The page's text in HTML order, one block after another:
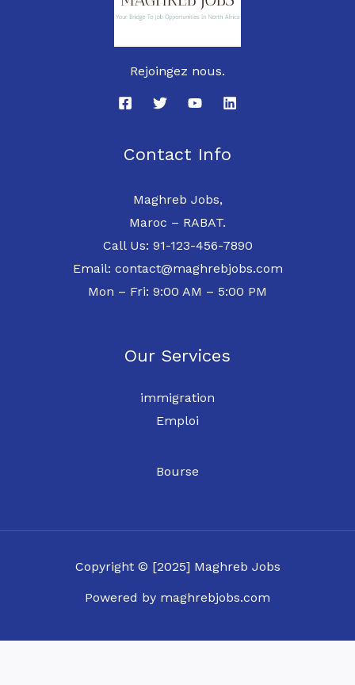
Rejoingez nous.
Contact Info
Maghreb Jobs,
Maroc – RABAT.
Call Us: 91-123-456-7890
Email: contact@maghrebjobs.com
Mon – Fri: 9:00 AM – 5:00 PM
Our Services
immigration
Emploi
Bourse
Copyright © [2025] Maghreb Jobs
Powered by maghrebjobs.com